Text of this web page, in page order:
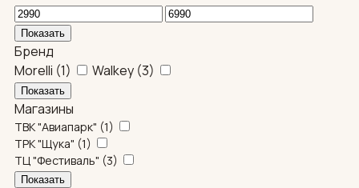
Бренд
Morelli (1) Walkey(3)
Магазины
ТВК "Авиапарк" (1)
ТРК "Щука" (1)
ТЦ "Фестиваль" (3)